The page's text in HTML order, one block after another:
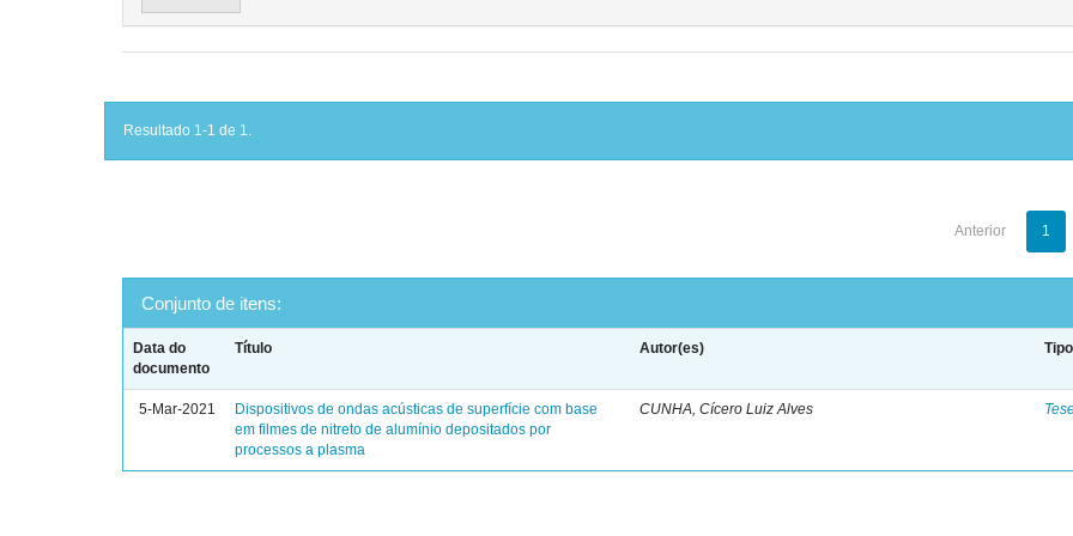
Resultado 1-1 de 1.
Anterior 1
Conjunto de itens:
Data do
documento
Título Autor(es) Tipo
5-Mar-2021
Dispositivos de ondas acústicas de superfície com base
em filmes de nitreto de alumínio depositados por
processos a plasma
CUNHA, Cícero Luiz Alves